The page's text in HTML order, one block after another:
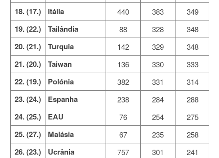
18. (17.) Itália 440 383 349
19. (22.) Tailândia 88 328 348
20. (21.) Turquia 142 329 348
21. (20.) Taiwan 136 330 333
22. (19.) Polónia 382 331 314
23. (24.) Espanha 238 284 288
24. (25.) EAU 76 254 275
25. (27.) Malásia 67 235 258
26. (23.) Ucrânia 757 301 241